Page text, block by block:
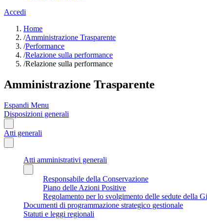
Accedi
Home
/Amministrazione Trasparente
/Performance
/Relazione sulla performance
/Relazione sulla performance
Amministrazione Trasparente
Espandi Menu
Disposizioni generali
Atti generali
Atti amministrativi generali
Responsabile della Conservazione
Piano delle Azioni Positive
Regolamento per lo svolgimento delle sedute della
Documenti di programmazione strategico gestionale
Statuti e leggi regionali